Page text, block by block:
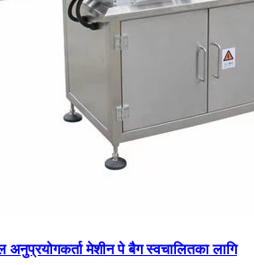
अनुप्रयोगकर्ता मेशीन पे बैग स्वचालितका लागि